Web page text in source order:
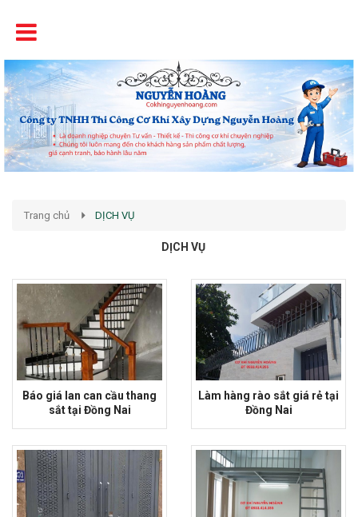
Trang chủ DỊCH VỤ
DỊCH VỤ
Báo giá lan can cầu thang
sắt tại Đồng Nai
Làm hàng rào sắt giá rẻ tại
Đồng Nai